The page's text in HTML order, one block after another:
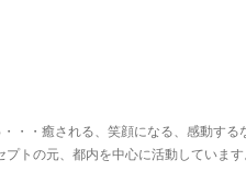
・・癒される、笑顔になる、感動する
トの元、都内を中心に活動していま